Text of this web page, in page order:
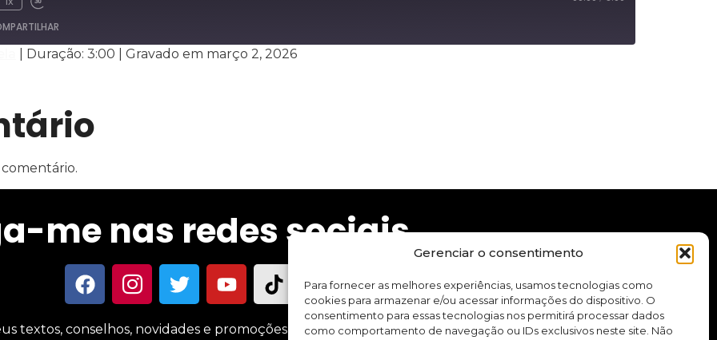
Gerenciar o consentimento
Para fornecer as melhores experiências, usamos tecnologias como
cookies para armazenar e/ou acessar informações do dispositivo. O
consentimento para essas tecnologias nos permitirá processar dados
como comportamento de navegação ou IDs exclusivos neste site. Não
Duração: 3:00 Gravado em março 2, 2026
me nas redes sociais
textos, conselhos, novidades e promoções sobre meus cursos e aplicativo.